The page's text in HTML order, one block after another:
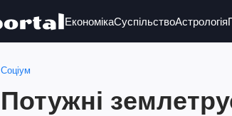
ЕкономікаСуспільствоАстрологія
Соціум
Потужні